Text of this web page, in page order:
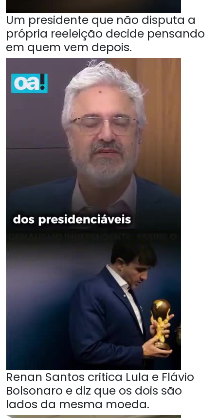
Um presidente que não disputa a
própria reeleição decide pensando
em quem vem depois.
Renan Santos critica Lula e Flávio
Bolsonaro e diz que os dois são
lados da mesma moeda.